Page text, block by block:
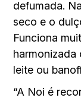
defumada.
seco e o
Funciona
harmonizada
leite ou
“A Noi é